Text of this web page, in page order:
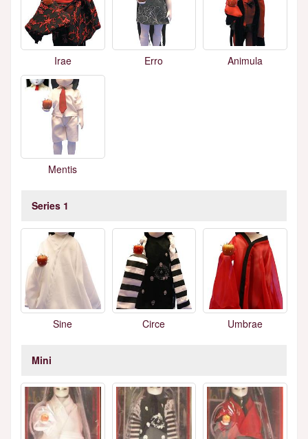
Irae Erro Animula
Mentis
Series 1
Sine Circe Umbrae
Mini